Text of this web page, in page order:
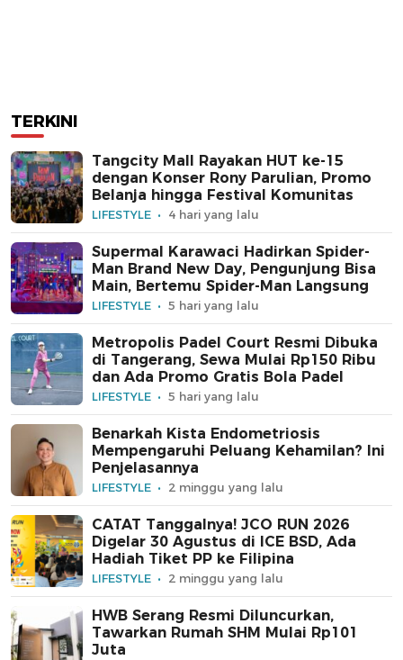
TERKINI
Tangcity Mall Rayakan HUT ke-15
dengan Konser Rony Parulian, Promo
Belanja hingga Festival Komunitas
LIFESTYLE 4 hari yang lalu
Supermal Karawaci Hadirkan Spider-
Man Brand New Day, Pengunjung Bisa
Main, Bertemu Spider-Man Langsung
LIFESTYLE 5 hari yang lalu
Metropolis Padel Court Resmi Dibuka
di Tangerang, Sewa Mulai Rp150 Ribu
dan Ada Promo Gratis Bola Padel
LIFESTYLE 5 hari yang lalu
Benarkah Kista Endometriosis
Mempengaruhi Peluang Kehamilan? Ini
Penjelasannya
LIFESTYLE 2 minggu yang lalu
CATAT Tanggalnya! JCO RUN 2026
Digelar 30 Agustus di ICE BSD, Ada
Hadiah Tiket PP ke Filipina
LIFESTYLE 2 minggu yang lalu
HWB Serang Resmi Diluncurkan,
Tawarkan Rumah SHM Mulai Rp101
Juta